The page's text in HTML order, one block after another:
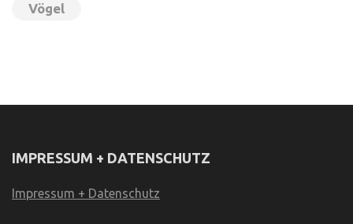
Vögel
IMPRESSUM + DATENSCHUTZ
Impressum + Datenschutz